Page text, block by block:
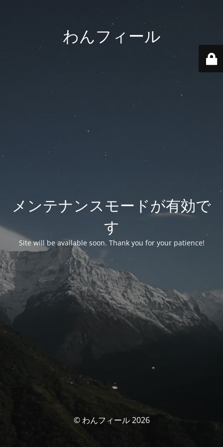
わんフィール
メンテナンスモードが有効で
す
Site will be available soon. Thank you for your patience!
© わんフィール 2026